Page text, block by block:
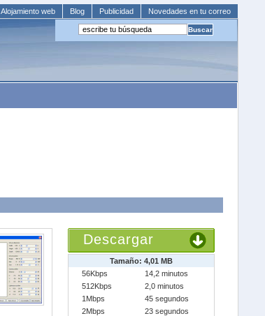
Alojamiento web Blog Publicidad Novedades en tu correo
Descargar
Tamaño: 4,01 MB
56Kbps
14,2 minutos
512Kbps
2,0 minutos
1Mbps
45 segundos
2Mbps
23 segundos